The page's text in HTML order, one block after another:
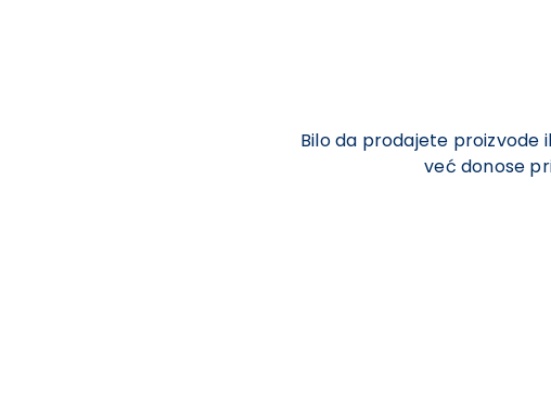
Bilo da prodajete proizvode
već donose